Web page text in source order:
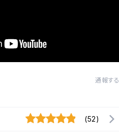
通報する
(52)